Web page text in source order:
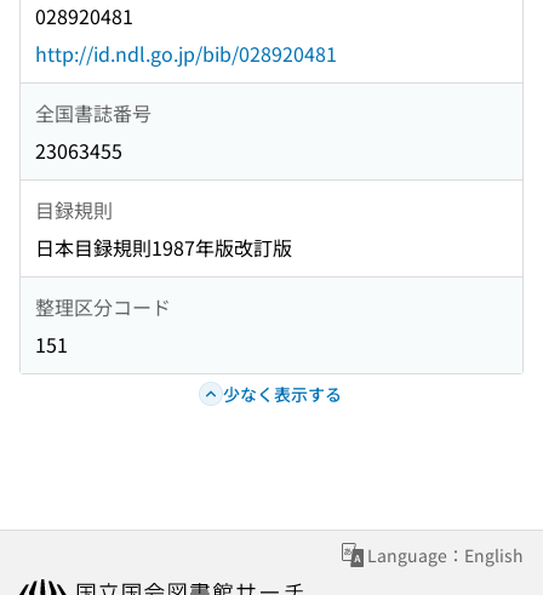
028920481
http://id.ndl.go.jp/bib/028920481
全国書誌番号
23063455
目録規則
日本目録規則1987年版改訂版
整理区分コード
151
少なく表示する
Language：English